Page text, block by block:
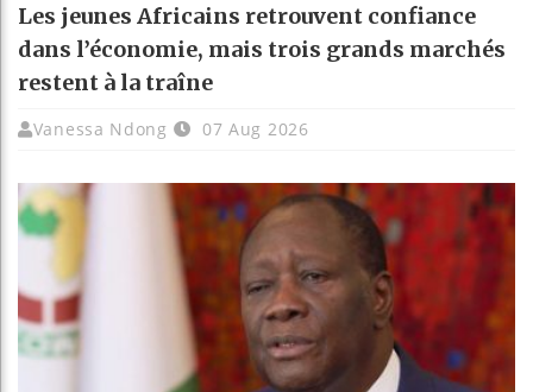
Les jeunes Africains retrouvent confiance
dans l’économie, mais trois grands marchés
restent à la traîne
Vanessa Ndong 07 Aug 2026